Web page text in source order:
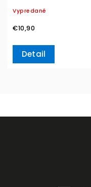
Vypredané
€10,90
Detail